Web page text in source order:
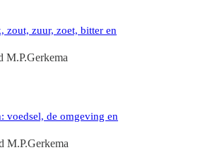
zout, zuur, zoet, bitter en
M.P.Gerkema
voedsel, de omgeving en
M.P.Gerkema